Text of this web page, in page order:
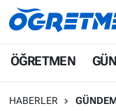
ÖĞRETMEN
HABERLER
ÖĞRETMEN
İstanbul